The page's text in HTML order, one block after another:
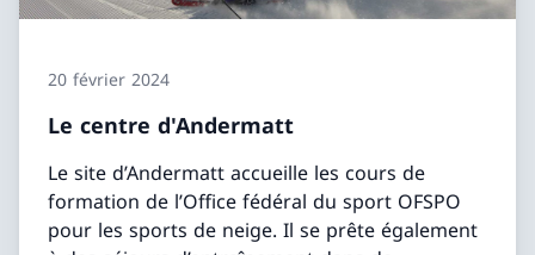
20 février 2024
Le centre d'Andermatt
Le site d’Andermatt accueille les cours de
formation de l’Office fédéral du sport OFSPO
pour les sports de neige. Il se prête également